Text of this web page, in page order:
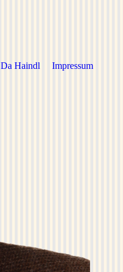
Da Haindl Impressum